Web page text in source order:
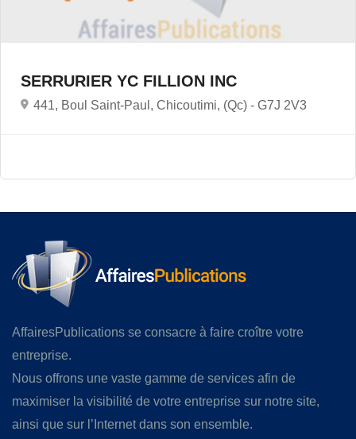
SERRURIER YC FILLION INC
441, Boul Saint-Paul, Chicoutimi, (Qc) - G7J 2V3
AffairesPublications se consacre à faire croître votre
entreprise.
Nous offrons une vaste gamme de services afin de
maximiser la visibilité de votre entreprise sur notre site,
ainsi que sur l’Internet dans son ensemble.